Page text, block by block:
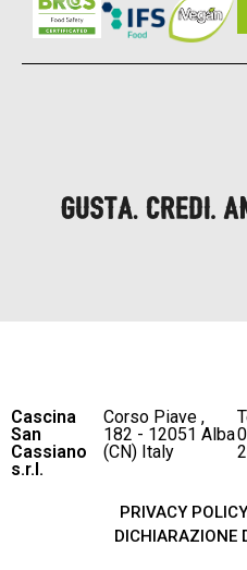
Cascina
San
Cassiano
s.r.l.
Corso Piave ,
182 - 12051 Alba
(CN) Italy
PRIVACY POLICY
DICHIARAZIONE